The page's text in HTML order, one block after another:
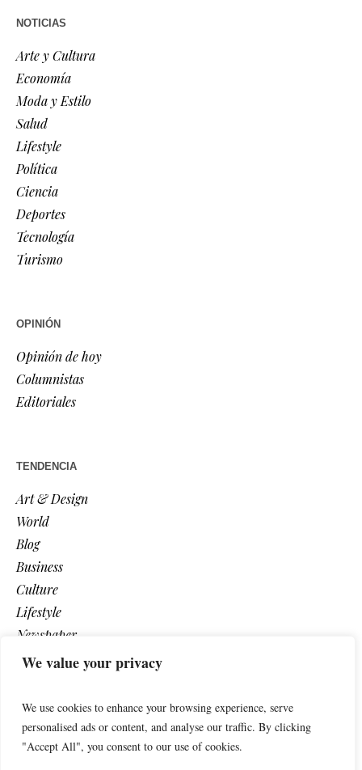
We value your privacy
We use cookies to enhance your browsing experience, serve
personalised ads or content, and analyse our traffic. By clicking
"Accept All", you consent to our use of cookies.
NOTICIAS
Arte y Cultura
Economía
Moda y Estilo
Salud
Lifestyle
Política
Ciencia
Deportes
Tecnología
Turismo
OPINIÓN
Opinión de hoy
Columnistas
Editoriales
TENDENCIA
Art & Design
World
Blog
Business
Culture
Lifestyle
Newspaper
Photos